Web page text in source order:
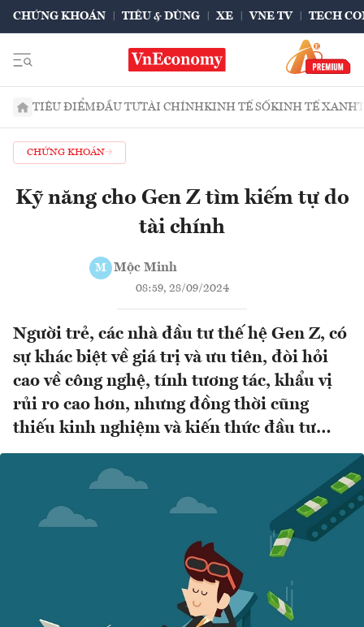
CHỨNG KHOÁN TIÊU & DÙNG XE VNE TV TECH
TIÊU ĐIỂMĐẦU TƯTÀI CHÍNHKINH TẾ SỐKINH TẾ XANH
CHỨNG KHOÁN
Kỹ năng cho Gen Z tìm kiếm tự do
tài chính
M Mộc Minh
08:59, 28/09/2024
Người trẻ, các nhà đầu tư thế hệ Gen Z, có
sự khác biệt về giá trị và ưu tiên, đòi hỏi
cao về công nghệ, tính tương tác, khẩu vị
rủi ro cao hơn, nhưng đồng thời cũng
thiếu kinh nghiệm và kiến thức đầu tư…